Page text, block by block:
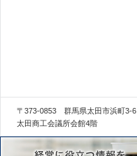
〒373-0853 群馬県太田市浜町3-6
太田商工会議所会館4階